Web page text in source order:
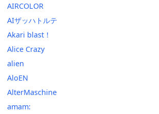
AIRCOLOR
AIザッハトルテ
Akari blast！
Alice Crazy
alien
AloEN
AlterMaschine
amam: